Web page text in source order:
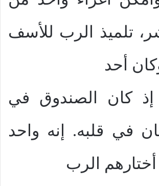
تلميذ الرب للأسف
أحد
إذ كان الصندوق في
في قلبه. إنه واحد
الرب